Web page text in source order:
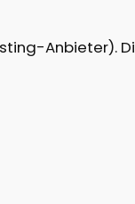
Anbieter).